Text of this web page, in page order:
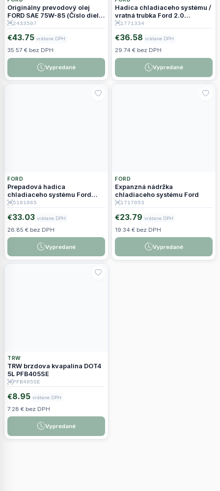
Originálny prevodový olej
FORD SAE 75W-85 (Číslo dielu:
2433507, Číslo výrobcu: EU7J-
2433507
€43.75 vrátane DPH
35.57 € bez DPH
Vypredané
Hadica chladiaceho systému /
vratná trubka Ford 2.0
EcoBoost
1771334
€36.58 vrátane DPH
29.74 € bez DPH
Vypredané
FORD
Prepadová hadica
chladiaceho systému Ford
Mondeo / Fusion 2.5
5181865
€33.03 vrátane DPH
26.85 € bez DPH
Vypredané
FORD
Expanzná nádržka
chladiaceho systému Ford
1717053
€23.79 vrátane DPH
19.34 € bez DPH
Vypredané
TRW
TRW brzdova kvapalina DOT4
5L PFB405SE
PFB405SE
€8.95 vrátane DPH
7.28 € bez DPH
Vypredané